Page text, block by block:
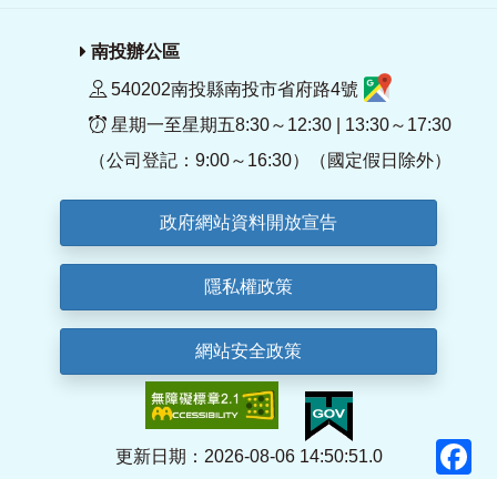
南投辦公區
540202南投縣南投市省府路4號
星期一至星期五8:30～12:30 | 13:30～17:30
（公司登記：9:00～16:30）（國定假日除外）
政府網站資料開放宣告
隱私權政策
網站安全政策
更新日期：2026-08-06 14:50:51.0